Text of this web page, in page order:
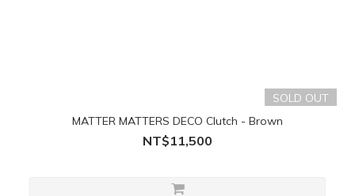
SOLD OUT
MATTER MATTERS DECO Clutch - Brown
NT$11,500